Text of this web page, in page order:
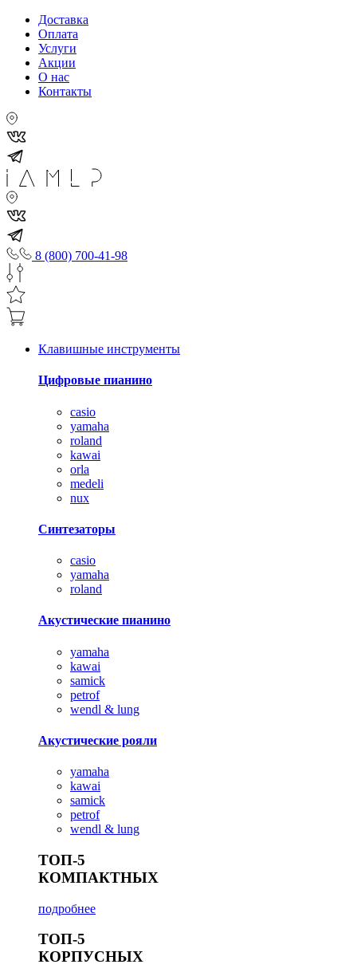
Доставка
Оплата
Услуги
Акции
О нас
Контакты
8 (800) 700-41-98
Клавишные инструменты
Цифровые пианино
casio
yamaha
roland
kawai
orla
medeli
nux
Синтезаторы
casio
yamaha
roland
Акустические пианино
yamaha
kawai
samick
petrof
wendl & lung
Акустические рояли
yamaha
kawai
samick
petrof
wendl & lung
ТОП-5
КОМПАКТНЫХ
подробнее
ТОП-5
КОРПУСНЫХ